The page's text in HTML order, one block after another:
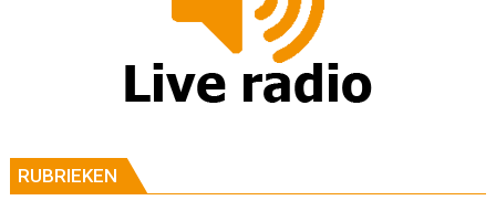
RUBRIEKEN